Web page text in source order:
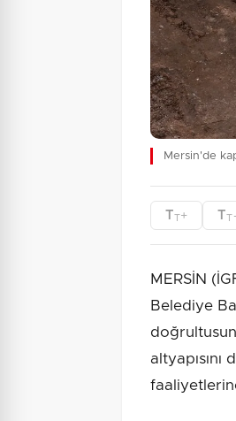
Mersin'de
TT+ TT
MERSİN
Belediye